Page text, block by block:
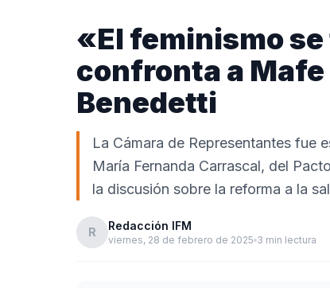
«El feminismo
confronta a Mafe
Benedetti
La Cámara de Representantes fue
María Fernanda Carrascal, del
la discusión sobre la reforma a la
R Redacción IFM
viernes, 28 de febrero de 2025 3 min lectura